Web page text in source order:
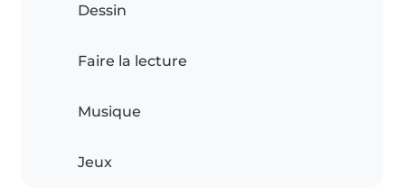
Dessin
Faire la lecture
Musique
Jeux